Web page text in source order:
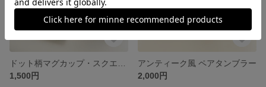
1,500円
アンティーク風 ペアタンブラー
2,000円